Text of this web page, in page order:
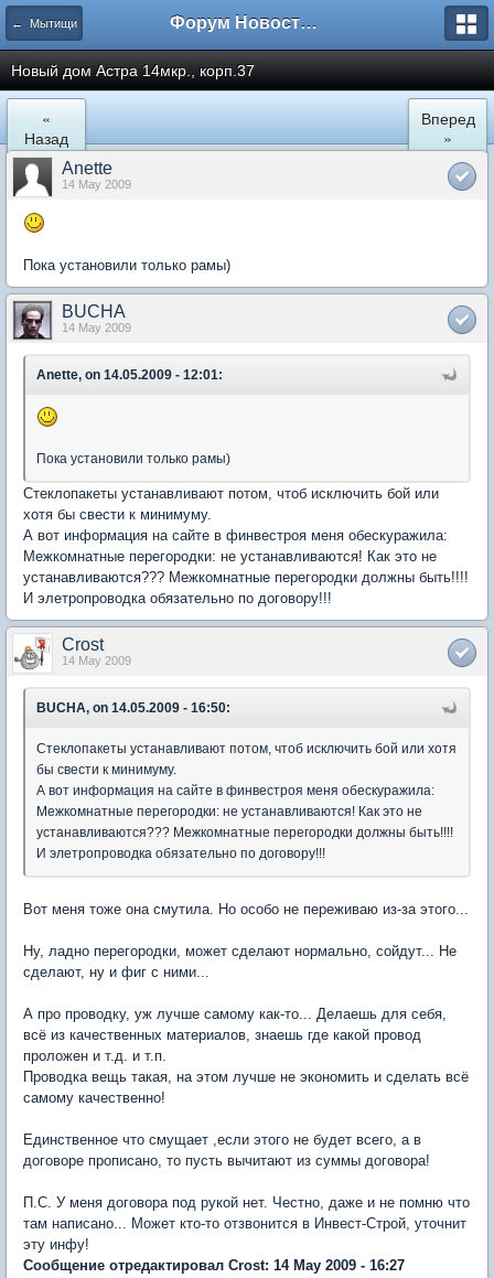
← Мытищи Форум Новостройки
Новый дом Астра 14мкр., корп.37
«
Назад
Вперед
»
Anette
14 May 2009
Пока установили только рамы)
BUCHA
14 May 2009
Anette, on 14.05.2009 - 12:01:
Пока установили только рамы)
Стеклопакеты устанавливают потом, чтоб исключить бой или
хотя бы свести к минимуму.
А вот информация на сайте в финвестроя меня обескуражила:
Межкомнатные перегородки: не устанавливаются! Как это не
устанавливаются??? Межкомнатные перегородки должны быть!!!!
И элетропроводка обязательно по договору!!!
Crost
14 May 2009
BUCHA, on 14.05.2009 - 16:50:
Стеклопакеты устанавливают потом, чтоб исключить бой или хотя
бы свести к минимуму.
А вот информация на сайте в финвестроя меня обескуражила:
Межкомнатные перегородки: не устанавливаются! Как это не
устанавливаются??? Межкомнатные перегородки должны быть!!!!
И элетропроводка обязательно по договору!!!
Вот меня тоже она смутила. Но особо не переживаю из-за этого...
Ну, ладно перегородки, может сделают нормально, сойдут... Не
сделают, ну и фиг с ними...
А про проводку, уж лучше самому как-то... Делаешь для себя,
всё из качественных материалов, знаешь где какой провод
проложен и т.д. и т.п.
Проводка вещь такая, на этом лучше не экономить и сделать всё
самому качественно!
Единственное что смущает ,если этого не будет всего, а в
договоре прописано, то пусть вычитают из суммы договора!
П.С. У меня договора под рукой нет. Честно, даже и не помню что
там написано... Может кто-то отзвонится в Инвест-Строй, уточнит
эту инфу!
Сообщение отредактировал Crost: 14 May 2009 - 16:27